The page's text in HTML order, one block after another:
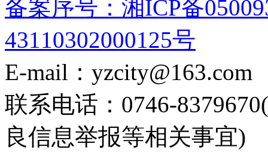
备案序号：湘ICP备
43110302000125号
E-mail：yzcity@163.com
联系电话：0746-
良信息举报等相关事宜)